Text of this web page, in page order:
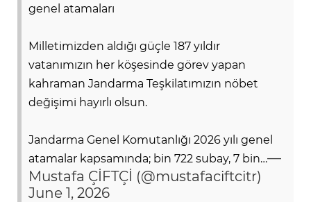
genel atamaları
Milletimizden aldığı güçle 187 yıldır
vatanımızın her köşesinde görev yapan
kahraman Jandarma Teşkilatımızın nöbet
değişimi hayırlı olsun.
Jandarma Genel Komutanlığı 2026 yılı genel
atamalar kapsamında; bin 722 subay, 7 bin…—
Mustafa ÇİFTÇİ (@mustafaciftcitr)
June 1, 2026